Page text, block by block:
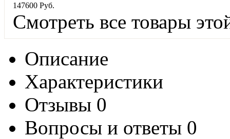
147600 Руб.
Смотреть все товары
Описание
Характеристики
Отзывы 0
Вопросы и ответы 0